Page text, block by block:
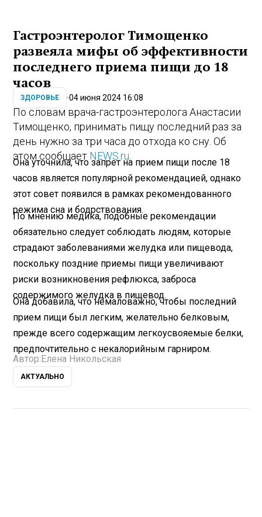
Гастроэнтеролог Тимощенко
развеяла мифы об эффективности
последнего приема пищи до 18
часов
ЗДОРОВЬЕ 04 июня 2024 16:08
По словам врача-гастроэнтеролога Анастасии
Тимощенко, принимать пищу последний раз за
день нужно за три часа до отхода ко сну. Об
этом сообщает NEWS.ru
Она уточнила, что запрет на прием пищи после 18
часов является популярной рекомендацией, однако
этот совет появился в рамках рекомендованного
режима сна и бодрствования.
По мнению медика, подобные рекомендации
обязательно следует соблюдать людям, которые
страдают заболеваниями желудка или пищевода,
поскольку поздние приемы пищи увеличивают
риски возникновения рефлюкса, заброса
содержимого желудка в пищевод.
Она добавила, что немаловажно, чтобы последний
прием пищи был легким, желательно белковым,
прежде всего содержащим легкоусвояемые белки,
предпочтительно с некалорийным гарниром.
Автор: Елена Никольская
АКТУАЛЬНО